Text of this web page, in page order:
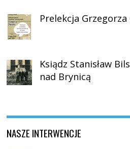
Prelekcja Grzegorza
Ksiądz Stanisław
nad Brynicą
NASZE INTERWENCJE